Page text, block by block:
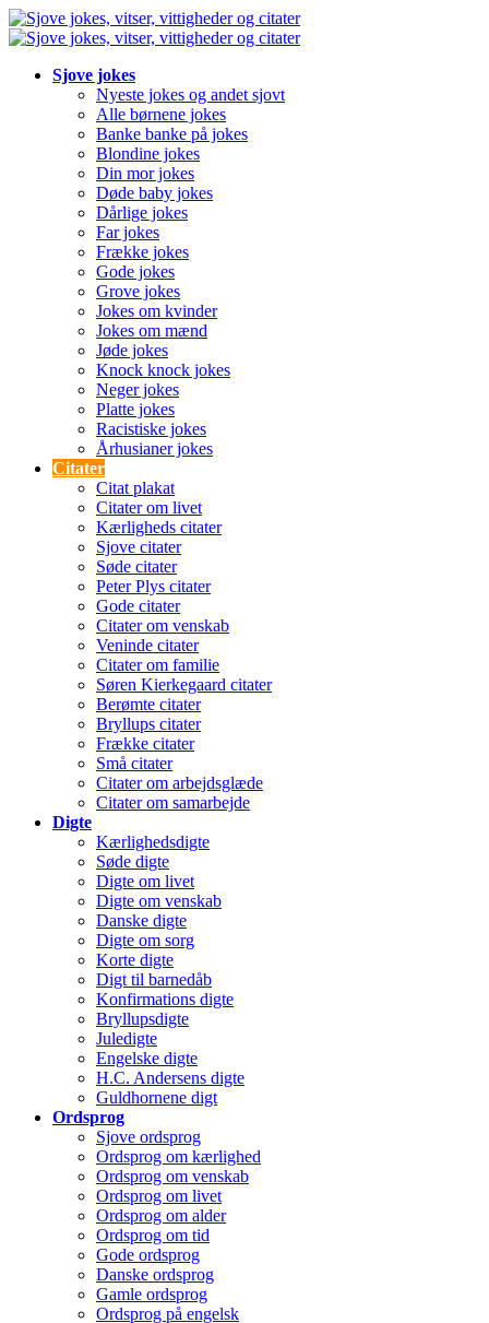
Sjove jokes
Nyeste jokes og andet sjovt
Alle børnene jokes
Banke banke på jokes
Blondine jokes
Din mor jokes
Døde baby jokes
Dårlige jokes
Far jokes
Frække jokes
Gode jokes
Grove jokes
Jokes om kvinder
Jokes om mænd
Jøde jokes
Knock knock jokes
Neger jokes
Platte jokes
Racistiske jokes
Århusianer jokes
Citater
Citat plakat
Citater om livet
Kærligheds citater
Sjove citater
Søde citater
Peter Plys citater
Gode citater
Citater om venskab
Veninde citater
Citater om familie
Søren Kierkegaard citater
Berømte citater
Bryllups citater
Frække citater
Små citater
Citater om arbejdsglæde
Citater om samarbejde
Digte
Kærlighedsdigte
Søde digte
Digte om livet
Digte om venskab
Danske digte
Digte om sorg
Korte digte
Digt til barnedåb
Konfirmations digte
Bryllupsdigte
Juledigte
Engelske digte
H.C. Andersens digte
Guldhornene digt
Ordsprog
Sjove ordsprog
Ordsprog om kærlighed
Ordsprog om venskab
Ordsprog om livet
Ordsprog om alder
Ordsprog om tid
Gode ordsprog
Danske ordsprog
Gamle ordsprog
Ordsprog på engelsk